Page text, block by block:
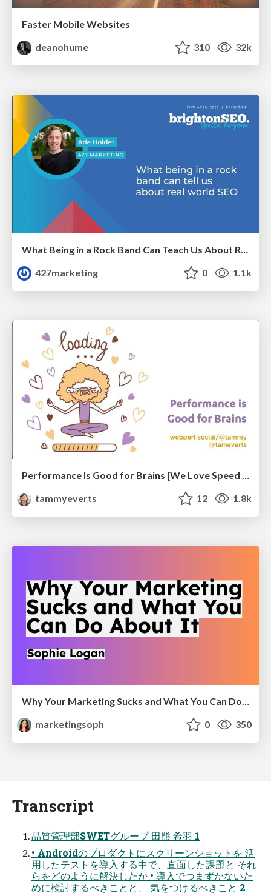
Faster Mobile Websites
deanohume
310 32k
What Being in a Rock Band Can Teach Us About Real World SEO
427marketing
0 1.1k
Performance Is Good for Brains [We Love Speed 2024]
tammyeverts
12 1.8k
marketingsoph
0 350
Transcript
品質管理部SWETグループ 田熊 希羽 1
• Androidのプロダクトにスクリーンショットを 活
用したテストを導入する中で、直面した課題と それ
らをどのように解決したか • 導入でつまずかないた
めに検討するべきことと、 気をつけるべきこと 2